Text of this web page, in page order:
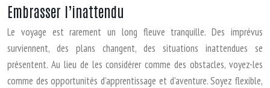
Embrasser l’inattendu
Le voyage est rarement un long fleuve tranquille. Des imprévus
surviennent, des plans changent, des situations inattendues se
présentent. Au lieu de les considérer comme des obstacles, voyez-les
comme des opportunités d’apprentissage et d’aventure. Soyez flexible,